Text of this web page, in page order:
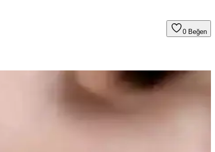
0 Beğen
sunar.